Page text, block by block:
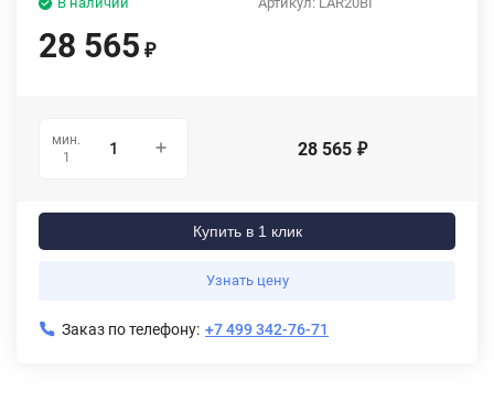
28 565 ₽
мин.
1
28 565 ₽
Купить в 1 клик
Узнать цену
Заказ по телефону: +7 499 342-76-71